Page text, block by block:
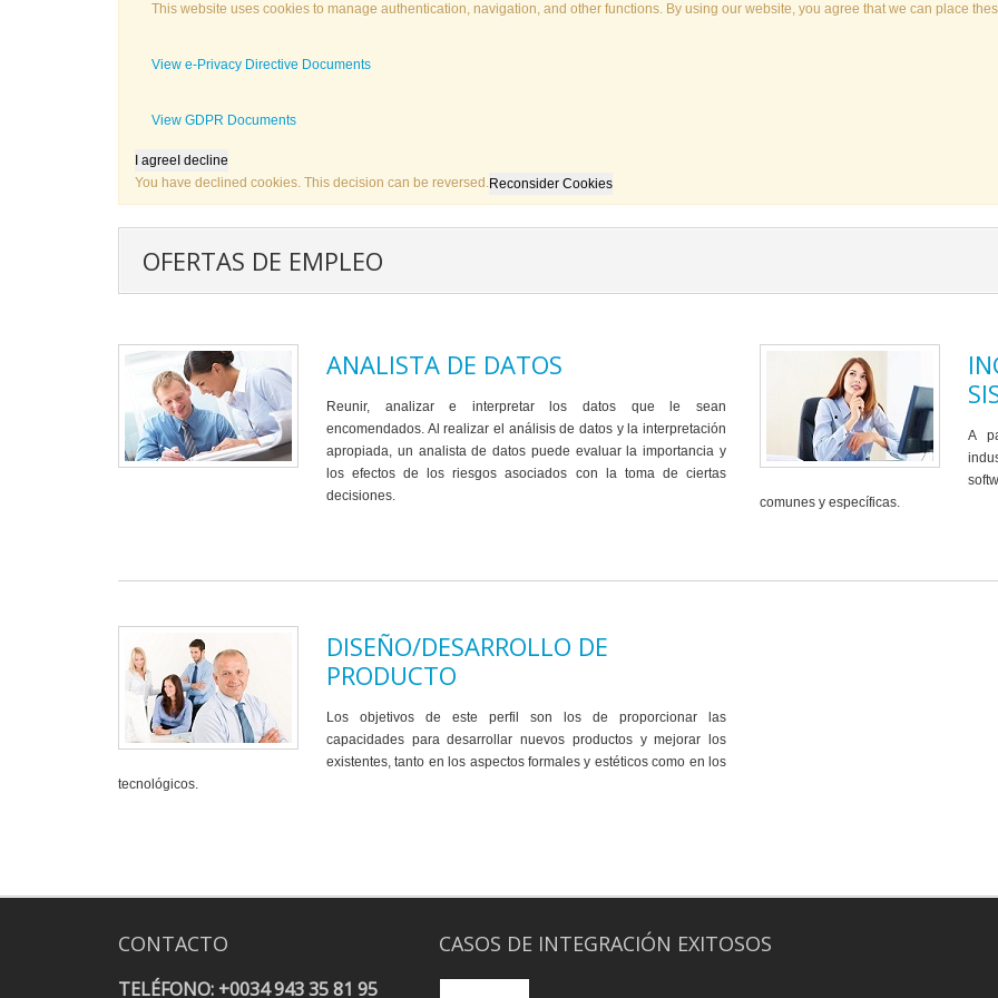
This website uses cookies to manage authentication, navigation, and other functions. By using our website, you agree that we can place
View e-Privacy Directive Documents
View GDPR Documents
I agreeI decline
You have declined cookies. This decision can be reversed.Reconsider Cookies
OFERTAS DE EMPLEO
ANALISTA DE DATOS
Reunir, analizar e interpretar los datos que le sean
encomendados. Al realizar el análisis de datos y la interpretación
apropiada, un analista de datos puede evaluar la importancia y
los efectos de los riesgos asociados con la toma de ciertas
decisiones.
A
comunes y específicas.
DISEÑO/DESARROLLO DE
PRODUCTO
Los objetivos de este perfil son los de proporcionar las
capacidades para desarrollar nuevos productos y mejorar los
existentes, tanto en los aspectos formales y estéticos como en los
tecnológicos.
CONTACTO
TELÉFONO: +0034 943 35 81 95
CASOS DE INTEGRACIÓN EXITOSOS